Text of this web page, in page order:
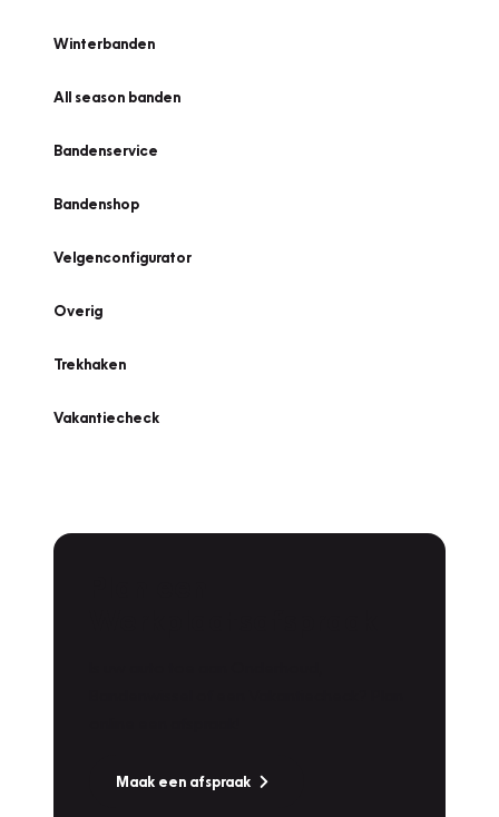
Winterbanden
All season banden
Bandenservice
Bandenshop
Velgenconfigurator
Overig
Trekhaken
Vakantiecheck
Maak een afspraak